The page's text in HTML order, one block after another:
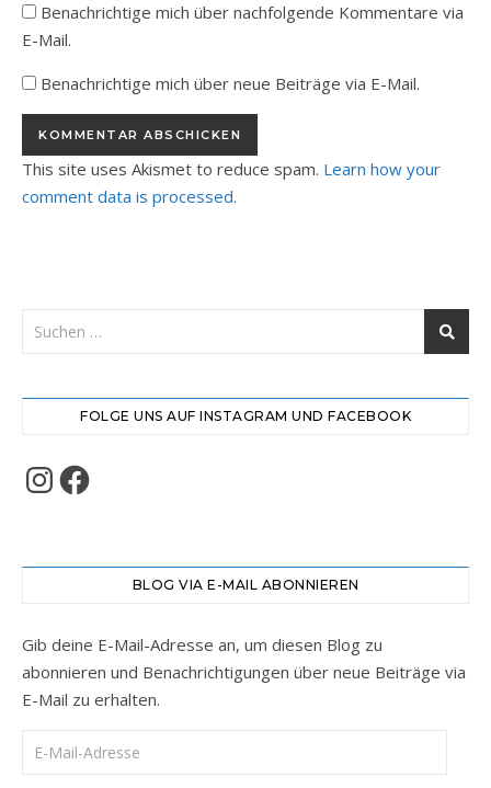
Benachrichtige mich über nachfolgende Kommentare via
E-Mail.
Benachrichtige mich über neue Beiträge via E-Mail.
This site uses Akismet to reduce spam. Learn how your
comment data is processed.
FOLGE UNS AUF INSTAGRAM UND FACEBOOK
Instagram
Facebook
BLOG VIA E-MAIL ABONNIEREN
Gib deine E-Mail-Adresse an, um diesen Blog zu
abonnieren und Benachrichtigungen über neue Beiträge via
E-Mail zu erhalten.
E-Mail-Adresse